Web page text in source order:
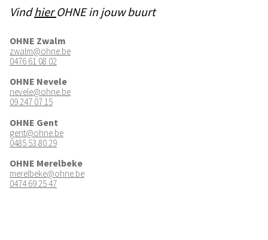
VindhierOHNE in jouw buurt
OHNE Zwalm
zwalm@ohne.be
0476 61 08 02
OHNE Nevele
nevele@ohne.be
09 247 07 15
OHNE Gent
gent@ohne.be
0485 53 80 29
OHNE Merelbeke
merelbeke@ohne.be
0474 69 25 47